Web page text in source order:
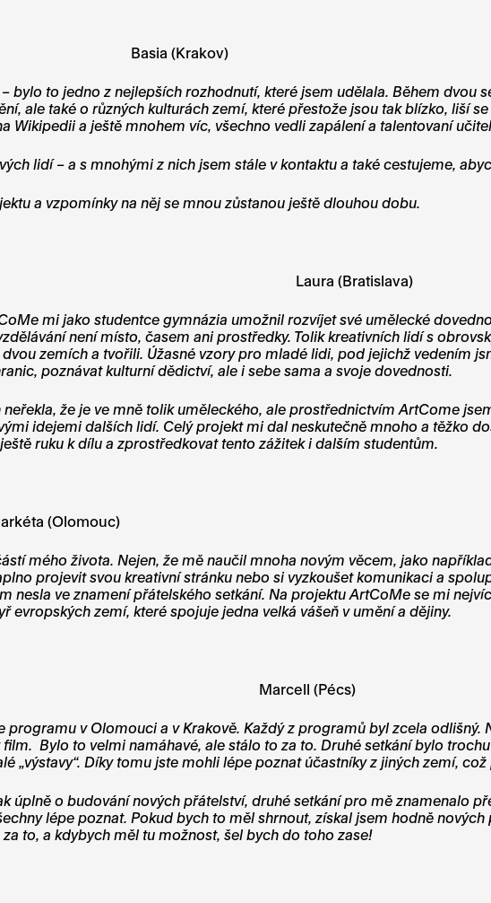
Basia (Krakov)
to jedno z nejlepších rozhodnutí, které jsem udělala. Během dvou
ale také o různých kulturách zemí, které přestože jsou tak blízko, liší
Wikipedii a ještě mnohem víc, všechno vedli zapálení a talentovaní
lidí – a s mnohými z nich jsem stále v kontaktu a také cestujeme,
a vzpomínky na něj se mnou zůstanou ještě dlouhou dobu.
Laura (Bratislava)
mi jako studentce gymnázia umožnil rozvíjet své umělecké
není místo, časem ani prostředky. Tolik kreativních lidí s
zemích a tvořili. Úžasné vzory pro mladé lidi, pod jejichž vedením
poznávat kulturní dědictví, ale i sebe sama a svoje dovednosti.
neřekla, že je ve mně tolik uměleckého, ale prostřednictvím ArtCome
idejemi dalších lidí. Celý projekt mi dal neskutečně mnoho a těžko
ruku k dílu a zprostředkovat tento zážitek i dalším studentům.
(Olomouc)
mého života. Nejen, že mě naučil mnoha novým věcem, jako
projevit svou kreativní stránku nebo si vyzkoušet komunikaci a
nesla ve znamení přátelského setkání. Na projektu ArtCoMe se mi
zemí, které spojuje jedna velká vášeň v umění a dějiny.
Marcell (Pécs)
programu v Olomouci a v Krakově. Každý z programů byl zcela odlišný.
Bylo to velmi namáhavé, ale stálo to za to. Druhé setkání bylo
„výstavy“. Díky tomu jste mohli lépe poznat účastníky z jiných zemí,
úplně o budování nových přátelství, druhé setkání pro mě znamenalo
lépe poznat. Pokud bych to měl shrnout, získal jsem hodně
to, a kdybych měl tu možnost, šel bych do toho zase!